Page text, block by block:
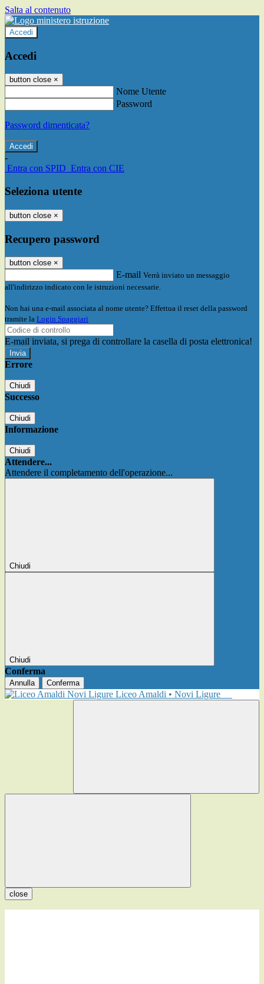
Salta al contenuto
Accedi
Accedi
button close ×
Nome Utente
Password
Password dimenticata?
-
Entra con SPID Entra con CIE
Seleziona utente
button close ×
Recupero password
button close ×
E-mail Verrà inviato un messaggio
all'indirizzo indicato con le istruzioni necessarie.
Non hai una e-mail associata al nome utente? Effettua il reset della password
tramite la Login Spaggiari
E-mail inviata, si prega di controllare la casella di posta elettronica!
Errore
Chiudi
Successo
Chiudi
Informazione
Chiudi
Attendere...
Attendere il completamento dell'operazione...
Chiudi
Chiudi
Conferma
Annulla Conferma
Liceo Amaldi • Novi Ligure
close